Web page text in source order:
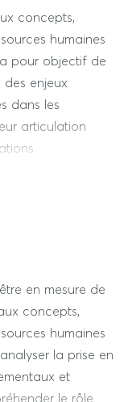
concepts,
humaines
pour objectif de
des enjeux
dans les
articulation
l’accent sur
parties
QVT,
portée aux liens
et individuel,
RH peuvent
responsables et
en mesure de
concepts,
humaines
la prise en
et
le rôle